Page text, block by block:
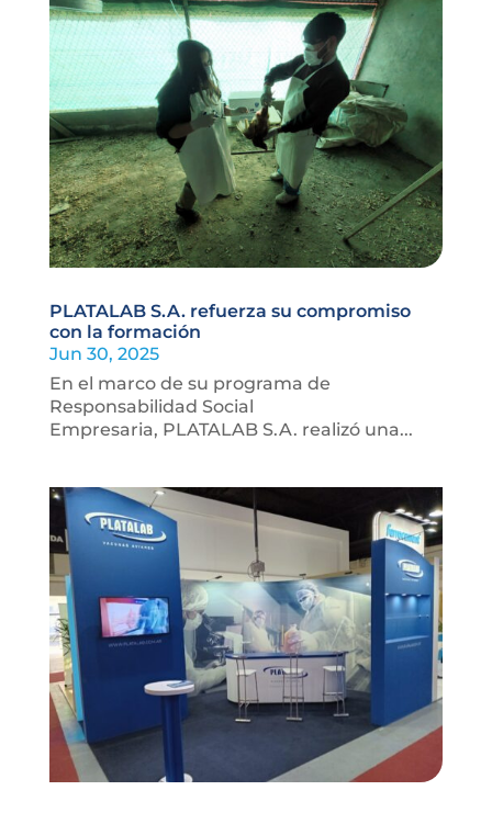
PLATALAB S.A. refuerza su compromiso
con la formación
Jun 30, 2025
En el marco de su programa de
Responsabilidad Social
Empresaria, PLATALAB S.A. realizó una...